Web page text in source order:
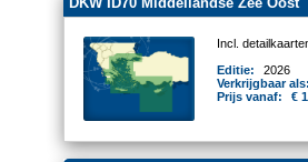
Incl.
Editie:
2026
Verkrijgbaar
Prijs vanaf:
€